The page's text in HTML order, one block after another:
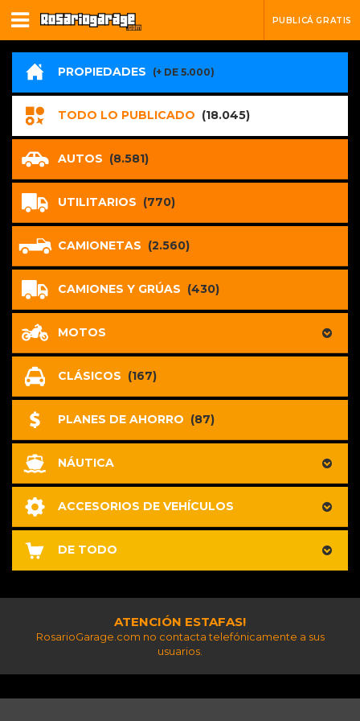
PUBLICÁ GRATIS
PROPIEDADES (+ DE 5.000)
TODO LO PUBLICADO (18.045)
AUTOS (8.581)
UTILITARIOS (770)
CAMIONETAS (2.560)
CAMIONES Y GRÚAS (430)
MOTOS
CLÁSICOS (167)
PLANES DE AHORRO (87)
NÁUTICA
ACCESORIOS DE VEHÍCULOS
DE TODO
ATENCIÓN ESTAFAS!
RosarioGarage.com no contacta telefónicamente a sus
usuarios.